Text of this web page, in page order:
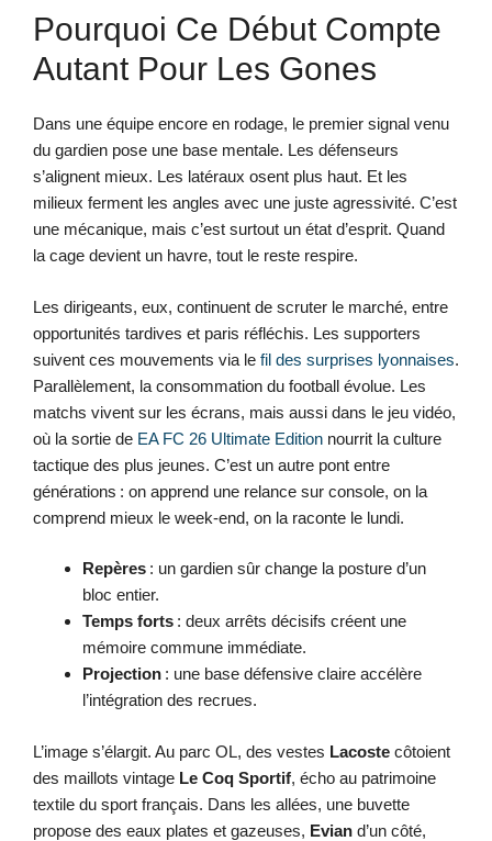
Pourquoi Ce Début Compte
Autant Pour Les Gones
Dans une équipe encore en rodage, le premier signal venu
du gardien pose une base mentale. Les défenseurs
s’alignent mieux. Les latéraux osent plus haut. Et les
milieux ferment les angles avec une juste agressivité. C’est
une mécanique, mais c’est surtout un état d’esprit. Quand
la cage devient un havre, tout le reste respire.
Les dirigeants, eux, continuent de scruter le marché, entre
opportunités tardives et paris réfléchis. Les supporters
suivent ces mouvements via le fil des surprises lyonnaises.
Parallèlement, la consommation du football évolue. Les
matchs vivent sur les écrans, mais aussi dans le jeu vidéo,
où la sortie de EA FC 26 Ultimate Edition nourrit la culture
tactique des plus jeunes. C’est un autre pont entre
générations : on apprend une relance sur console, on la
comprend mieux le week-end, on la raconte le lundi.
Repères : un gardien sûr change la posture d’un
bloc entier.
Temps forts : deux arrêts décisifs créent une
mémoire commune immédiate.
Projection : une base défensive claire accélère
l’intégration des recrues.
L’image s’élargit. Au parc OL, des vestes Lacoste côtoient
des maillots vintage Le Coq Sportif, écho au patrimoine
textile du sport français. Dans les allées, une buvette
propose des eaux plates et gazeuses, Evian d’un côté,